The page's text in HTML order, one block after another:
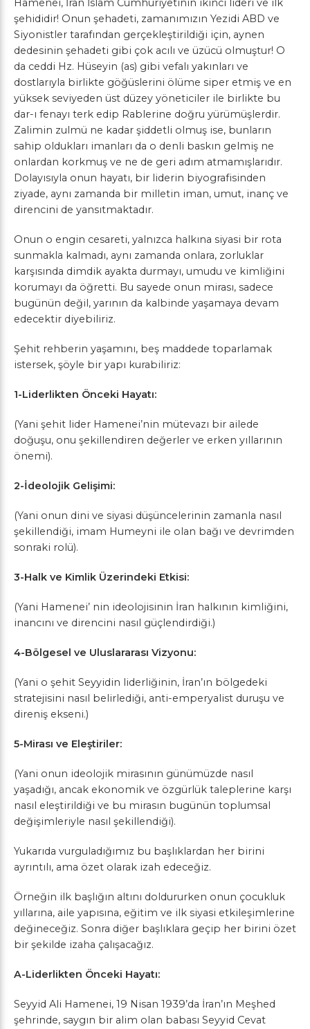
Hamenei, İran İslam Cumhuriyetinin ikinci lideri ve ilk
şehididir! Onun şehadeti, zamanımızın Yezidi ABD ve
Siyonistler tarafından gerçekleştirildiği için, aynen
dedesinin şehadeti gibi çok acılı ve üzücü olmuştur! O
da ceddi Hz. Hüseyin (as) gibi vefalı yakınları ve
dostlarıyla birlikte göğüslerini ölüme siper etmiş ve en
yüksek seviyeden üst düzey yöneticiler ile birlikte bu
dar-ı fenayı terk edip Rablerine doğru yürümüşlerdir.
Zalimin zulmü ne kadar şiddetli olmuş ise, bunların
sahip oldukları imanları da o denli baskın gelmiş ne
onlardan korkmuş ve ne de geri adım atmamışlarıdır.
Dolayısıyla onun hayatı, bir liderin biyografisinden
ziyade, aynı zamanda bir milletin iman, umut, inanç ve
direncini de yansıtmaktadır.
Onun o engin cesareti, yalnızca halkına siyasi bir rota
sunmakla kalmadı, aynı zamanda onlara, zorluklar
karşısında dimdik ayakta durmayı, umudu ve kimliğini
korumayı da öğretti. Bu sayede onun mirası, sadece
bugünün değil, yarının da kalbinde yaşamaya devam
edecektir diyebiliriz.
Şehit rehberin yaşamını, beş maddede toparlamak
istersek, şöyle bir yapı kurabiliriz:
1-Liderlikten Önceki Hayatı:
(Yani şehit lider Hamenei’nin mütevazı bir ailede
doğuşu, onu şekillendiren değerler ve erken yıllarının
önemi).
2-İdeolojik Gelişimi:
(Yani onun dini ve siyasi düşüncelerinin zamanla nasıl
şekillendiği, imam Humeyni ile olan bağı ve devrimden
sonraki rolü).
3-Halk ve Kimlik Üzerindeki Etkisi:
(Yani Hamenei’ nin ideolojisinin İran halkının kimliğini,
inancını ve direncini nasıl güçlendirdiği.)
4-Bölgesel ve Uluslararası Vizyonu:
(Yani o şehit Seyyidin liderliğinin, İran’ın bölgedeki
stratejisini nasıl belirlediği, anti-emperyalist duruşu ve
direniş ekseni.)
5-Mirası ve Eleştiriler:
(Yani onun ideolojik mirasının günümüzde nasıl
yaşadığı, ancak ekonomik ve özgürlük taleplerine karşı
nasıl eleştirildiği ve bu mirasın bugünün toplumsal
değişimleriyle nasıl şekillendiği).
Yukarıda vurguladığımız bu başlıklardan her birini
ayrıntılı, ama özet olarak izah edeceğiz.
Örneğin ilk başlığın altını doldururken onun çocukluk
yıllarına, aile yapısına, eğitim ve ilk siyasi etkileşimlerine
değineceğiz. Sonra diğer başlıklara geçip her birini özet
bir şekilde izaha çalışacağız.
A-Liderlikten Önceki Hayatı:
Seyyid Ali Hamenei, 19 Nisan 1939’da İran’ın Meşhed
şehrinde, saygın bir alim olan babası Seyyid Cevat